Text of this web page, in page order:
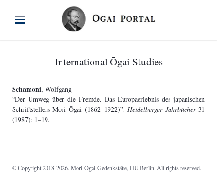
International Ōgai Studies
Schamoni, Wolfgang
“Der Umweg über die Fremde. Das Europaerlebnis des japanischen
Schriftstellers Mori Ōgai (1862–1922)”,Heidelberger Jahrbücher31
(1987): 1–19.
© Copyright 2018-2026. Mori-Ōgai-Gedenkstätte, HU Berlin. All rights reserved.